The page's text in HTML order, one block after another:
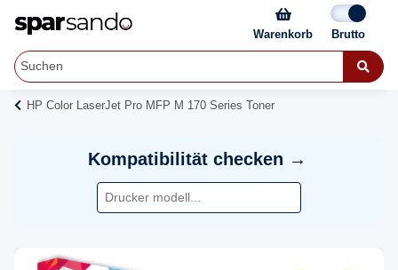
Warenkorb
HP Color LaserJet Pro MFP M 170 Series Toner
Kompatibilität checken →